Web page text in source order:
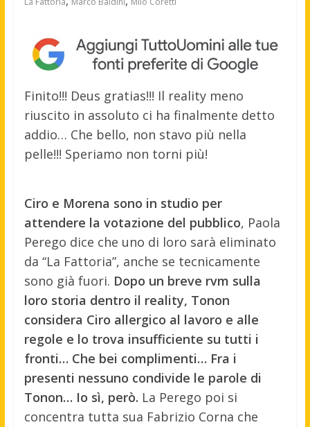
Finito!!! Deus gratias!!! Il reality meno
riuscito in assoluto ci ha finalmente detto
addio… Che bello, non stavo più nella
pelle!!! Speriamo non torni più!
Ciro e Morena sono in studio per
attendere la votazione del pubblico, Paola
Perego dice che uno di loro sarà eliminato
da “La Fattoria”, anche se tecnicamente
sono già fuori. Dopo un breve rvm sulla
loro storia dentro il reality, Tonon
considera Ciro allergico al lavoro e alle
regole e lo trova insufficiente su tutti i
fronti… Che bei complimenti… Fra i
presenti nessuno condivide le parole di
Tonon… Io sì, però. La Perego poi si
concentra tutta sua Fabrizio Corna che